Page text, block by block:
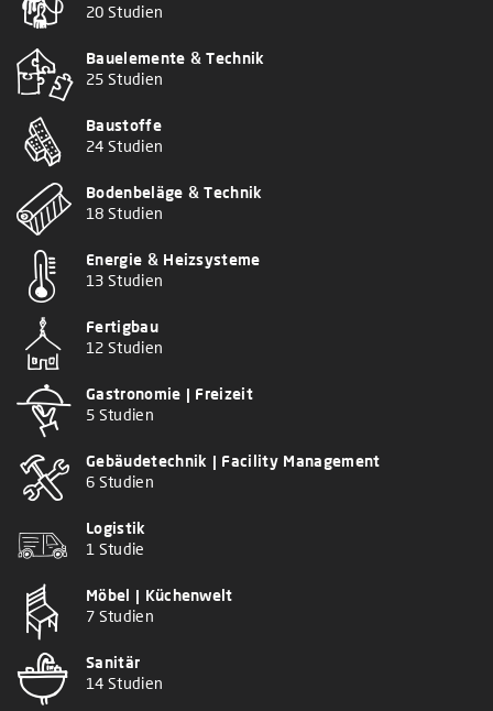
20 Studien
Bauelemente & Technik
25 Studien
Baustoffe
24 Studien
Bodenbeläge & Technik
18 Studien
Energie & Heizsysteme
13 Studien
Fertigbau
12 Studien
Gastronomie | Freizeit
5 Studien
Gebäudetechnik | Facility Management
6 Studien
Logistik
1 Studie
Möbel | Küchenwelt
7 Studien
Sanitär
14 Studien